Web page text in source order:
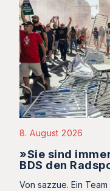
8. August 2026
»Sie sind
BDS den
Von sazzue. Ein